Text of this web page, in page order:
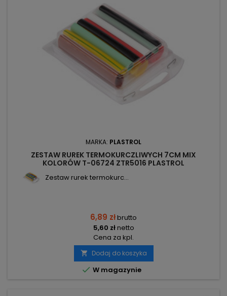
MARKA: PLASTROL
ZESTAW RUREK TERMOKURCZLIWYCH 7CM MIX
KOLORÓW T-06724 ZTR5016 PLASTROL
Zestaw rurek termokurc...
6,89 złbrutto
5,60 złnetto
Cena za kpl.
 Dodaj do koszyka
 W magazynie